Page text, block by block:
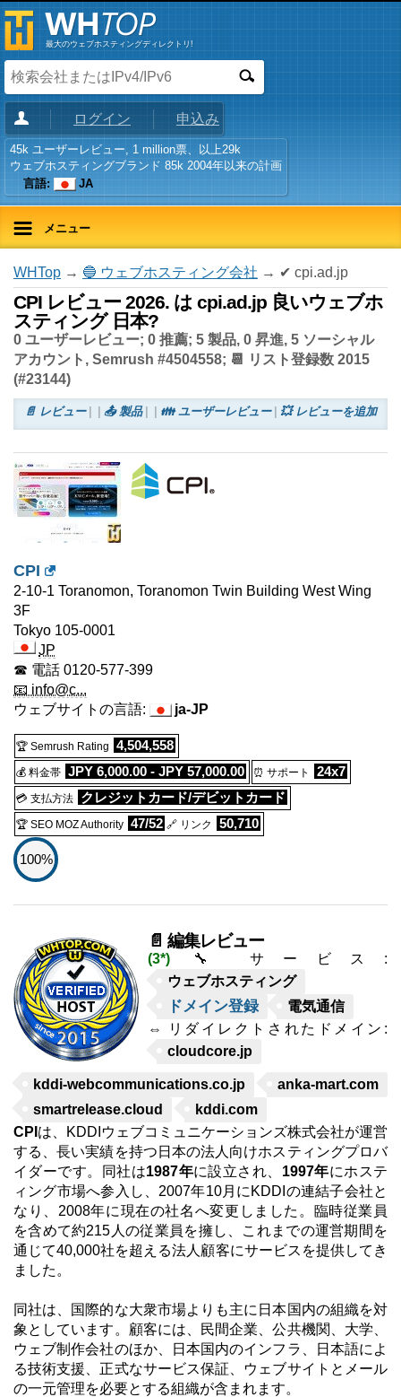
最大のウェブホスティングディレクトリ!
ログイン 申込み
45k ユーザーレビュー, 1 million票、以上29k
ウェブホスティングブランド 85k 2004年以来の計画
言語:
JA
メニュー
WHTop → 🔵 ウェブホスティング会社 → ✔ cpi.ad.jp
CPI レビュー 2026. は cpi.ad.jp 良いウェブホ
スティング 日本?
0 ユーザーレビュー; 0 推薦; 5 製品, 0 昇進, 5 ソーシャル
アカウント, Semrush #4504558; 📆 リスト登録数 2015
(#23144)
📄 レビュー 📤 製品 👪 ユーザーレビュー 💥 レビューを追加
CPI
2-10-1 Toranomon, Toranomon Twin Building West Wing
3F
Tokyo 105-0001
JP
☎ 電話 0120-577-399
📧 info@c...
ウェブサイトの言語:
ja-JP
🏆 Semrush Rating 4,504,558
💰 料金帯 JPY 6,000.00 - JPY 57,000.00 ⏰ サポート 24x7
💳 支払方法 クレジットカード/デビットカード
🏆 SEO MOZ Authority 47/52 🔗 リンク 50,710
100%
📄 編集レビュー
(3*)
🔧 サービス:
ウェブホスティング
ドメイン登録
電気通信
⇔ リダイレクトされたドメイン:
cloudcore.jp
kddi-webcommunications.co.jp
anka-mart.com
smartrelease.cloud
kddi.com
CPI は、KDDIウェブコミュニケーションズ株式会社が運営
する、長い実績を持つ日本の法人向けホスティングプロバ
イダーです。同社は1987年に設立され、 1997年にホステ
ィング市場へ参入し、2007年10月にKDDIの連結子会社と
なり、2008年に現在の社名へ変更しました。臨時従業員
を含めて約215人の従業員を擁し、これまでの運営期間を
通じて40,000社を超える法人顧客にサービスを提供してき
ました。
同社は、国際的な大衆市場よりも主に日本国内の組織を対
象としています。顧客には、民間企業、公共機関、大学、
ウェブ制作会社のほか、日本国内のインフラ、日本語によ
る技術支援、正式なサービス保証、ウェブサイトとメール
の一元管理を必要とする組織が含まれます。